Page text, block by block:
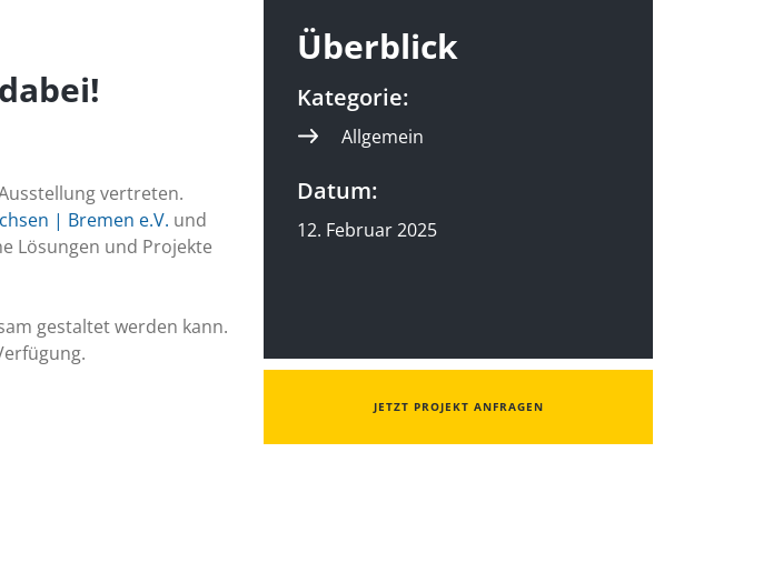
vertreten.
| Bremen e.V. und
Lösungen und Projekte
gestaltet werden kann.
Überblick
Kategorie:
Allgemein
Datum:
12. Februar 2025
JETZT PROJEKT ANFRAGEN